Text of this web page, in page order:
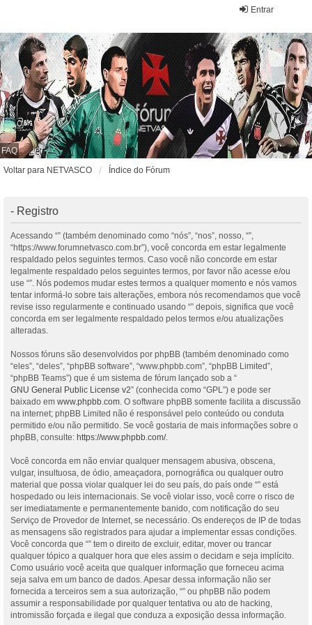
Entrar
FAQ
Voltar para NETVASCO
Índice do Fórum
- Registro
Acessando “” (também denominado como “nós”, “nos”, nosso, “”,
“https://www.forumnetvasco.com.br”), você concorda em estar legalmente
respaldado pelos seguintes termos. Caso você não concorde em estar
legalmente respaldado pelos seguintes termos, por favor não acesse e/ou
use “”. Nós podemos mudar estes termos a qualquer momento e nós vamos
tentar informá-lo sobre tais alterações, embora nós recomendamos que você
revise isso regularmente e continuado usando “” depois, significa que você
concorda em ser legalmente respaldado pelos termos e/ou atualizações
alteradas.
Nossos fóruns são desenvolvidos por phpBB (também denominado como
“eles”, “deles”, “phpBB software”, “www.phpbb.com”, “phpBB Limited”,
“phpBB Teams”) que é um sistema de fórum lançado sob a “
GNU General Public License v2” (conhecida como “GPL”) e pode ser
baixado em www.phpbb.com. O software phpBB somente facilita a discussão
na internet; phpBB Limited não é responsável pelo conteúdo ou conduta
permitido e/ou não permitido. Se você gostaria de mais informações sobre o
phpBB, consulte: https://www.phpbb.com/.
Você concorda em não enviar qualquer mensagem abusiva, obscena,
vulgar, insultuosa, de ódio, ameaçadora, pornográfica ou qualquer outro
material que possa violar qualquer lei do seu país, do país onde “” está
hospedado ou leis internacionais. Se você violar isso, você corre o risco de
ser imediatamente e permanentemente banido, com notificação do seu
Serviço de Provedor de Internet, se necessário. Os endereços de IP de todas
as mensagens são registrados para ajudar a implementar essas condições.
Você concorda que “” tem o direito de excluir, editar, mover ou trancar
qualquer tópico a qualquer hora que eles assim o decidam e seja implícito.
Como usuário você aceita que qualquer informação que forneceu acima
seja salva em um banco de dados. Apesar dessa informação não ser
fornecida a terceiros sem a sua autorização, “” ou phpBB não podem
assumir a responsabilidade por qualquer tentativa ou ato de hacking,
intromissão forçada e ilegal que conduza a exposição dessa informação.